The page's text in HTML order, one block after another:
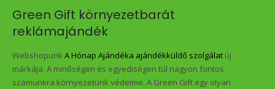
Green Gift környezetbarát
reklámajándék
Webshopunk A Hónap Ajándéka ajándékküldő szolgálat új
márkája. A minőségen és egyediségen túl nagyon fontos
számunkra környezetünk védelme. A Green Gift egy olyan